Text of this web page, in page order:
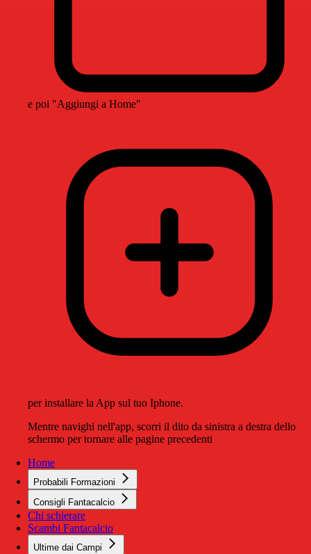
e poi "Aggiungi a Home"
per installare la App sul tuo Iphone.
Mentre navighi nell'app, scorri il dito da sinistra a destra dello
schermo per tornare alle pagine precedenti
Home
Probabili Formazioni
Consigli Fantacalcio
Chi schierare
Scambi Fantacalcio
Ultime dai Campi